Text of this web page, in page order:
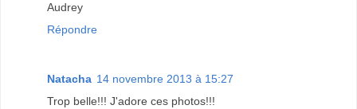
Audrey
Répondre
Natacha 14 novembre 2013 à 15:27
Trop belle!!! J'adore ces photos!!!